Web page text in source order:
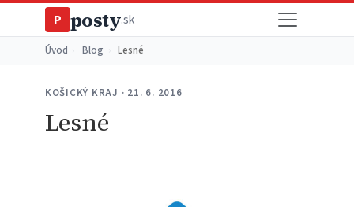
P posty.sk
Úvod Blog Lesné
KOŠICKÝ KRAJ · 21. 6. 2016
Lesné